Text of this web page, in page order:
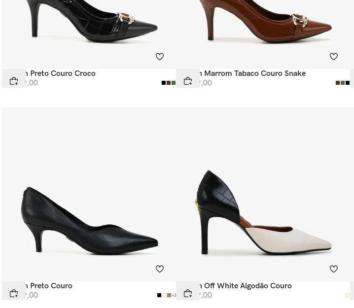
Scarpin Preto Couro Croco
R$ 599,00
Scarpin Marrom Tabaco Couro Snake
R$ 599,00
Scarpin Preto Couro
R$ 499,00 +3
Scarpin Off White Algodão Couro
R$ 599,00